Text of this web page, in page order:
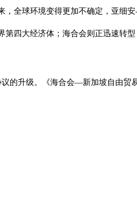
全球环境变得更加不确定，亚细安
四大经济体；海合会则正迅速转
的升级。《海合会—新加坡自由